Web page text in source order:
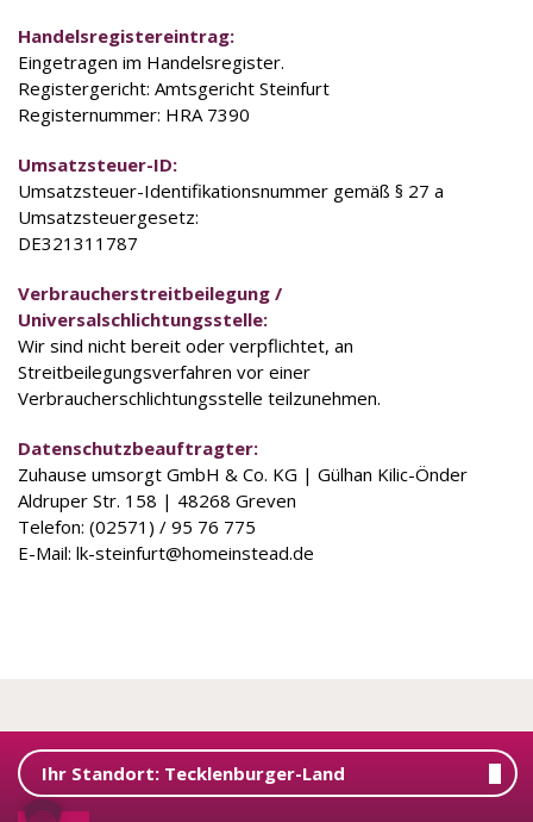
Handelsregistereintrag:
Eingetragen im Handelsregister.
Registergericht: Amtsgericht Steinfurt
Registernummer: HRA 7390
Umsatzsteuer-ID:
Umsatzsteuer-Identifikationsnummer gemäß § 27 a
Umsatzsteuergesetz:
DE321311787
Verbraucherstreitbeilegung /
Universalschlichtungsstelle:
Wir sind nicht bereit oder verpflichtet, an
Streitbeilegungsverfahren vor einer
Verbraucherschlichtungsstelle teilzunehmen.
Datenschutz­beauftragter:
Zuhause umsorgt GmbH & Co. KG | Gülhan Kilic-Önder
Aldruper Str. 158 | 48268 Greven
Telefon: (02571) / 95 76 775
E-Mail: lk-steinfurt@homeinstead.de
Ihr Standort: Tecklenburger-Land
Leistungen
Aktivierende Hauswirtschaft